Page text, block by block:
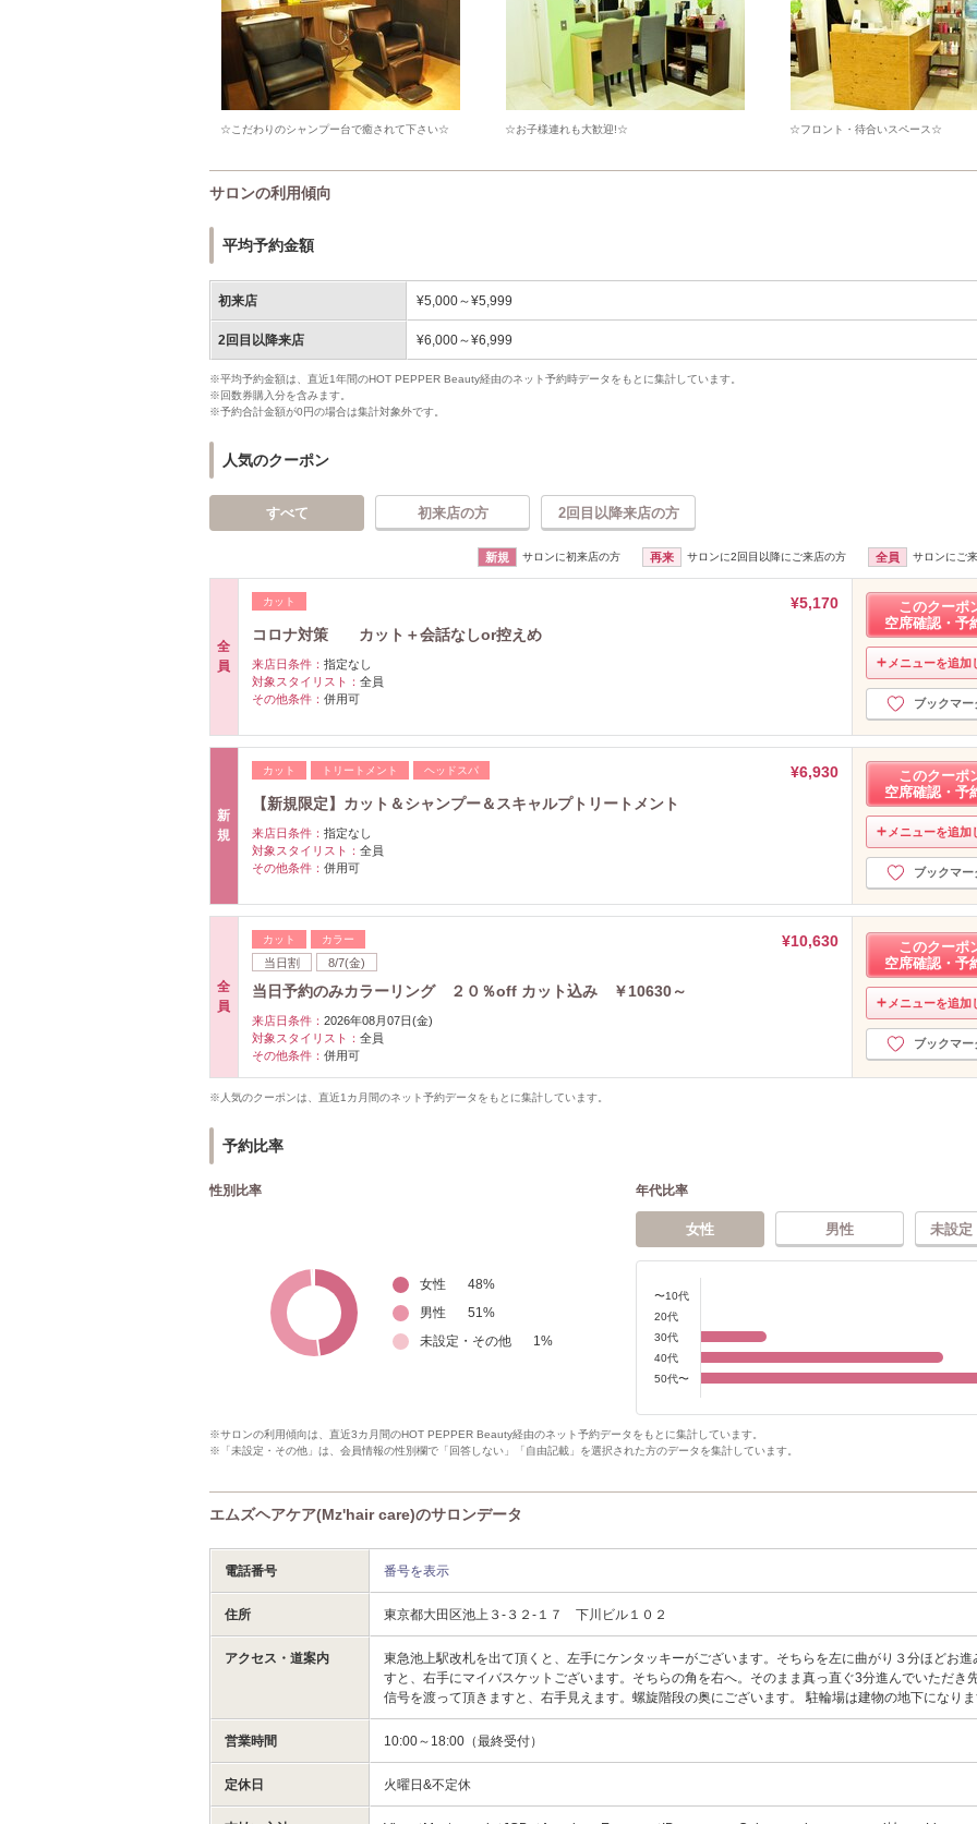
☆こだわりのシャンプー台で癒されて下さい☆ ☆お子様連れも大歓迎!☆ ☆フロント・待合いスペース☆
サロンの利用傾向
平均予約金額
初来店 ¥5,000～¥5,999
2回目以降来店 ¥6,000～¥6,999
※平均予約金額は、直近1年間のHOT PEPPER Beauty経由のネット予約時データをもとに集計しています。
※回数券購入分を含みます。
※予約合計金額が0円の場合は集計対象外です。
人気のクーポン
すべて 初来店の方 2回目以降来店の方
新規 サロンに初来店の方 再来 サロンに2回目以降にご来店の方 全員 サロンにご
全
員
カット
¥5,170
コロナ対策 カット＋会話なしor控えめ
来店日条件： 指定なし
対象スタイリスト： 全員
その他条件： 併用可
このクーポ
空席確認・予
メニューを追加
ブックマー
新
規
カット トリートメント ヘッドスパ
¥6,930
【新規限定】カット＆シャンプー＆スキャルプトリートメント
来店日条件： 指定なし
対象スタイリスト： 全員
その他条件： 併用可
このクーポ
空席確認・予
メニューを追加
ブックマー
全
員
カット カラー
当日割 8/7(金)
¥10,630
当日予約のみカラーリング ２０％off カット込み ￥10630～
来店日条件： 2026年08月07日(金)
対象スタイリスト： 全員
その他条件： 併用可
このクーポ
空席確認・予
メニューを追加
ブックマー
※人気のクーポンは、直近1カ月間のネット予約データをもとに集計しています。
予約比率
性別比率
女性 48%
男性
51%
未設定・その他
1%
年代比率
女性 男性 未設定
〜10代
20代
30代
40代
50代〜
※サロンの利用傾向は、直近3カ月間のHOT PEPPER Beauty経由のネット予約データをもとに集計しています。
※「未設定・その他」は、会員情報の性別欄で「回答しない」「自由記載」を選択された方のデータを集計しています。
エムズヘアケア(Mz'hair care)のサロンデータ
電話番号 番号を表示
住所 東京都大田区池上３-３２-１７ 下川ビル１０２
アクセス・道案内
東急池上駅改札を出て頂くと、左手にケンタッキーがございます。そちらを左に曲がり３分ほどお進
すと、右手にマイバスケットございます。そちらの角を右へ。そのまま真っ直ぐ3分進んでいただき
信号を渡って頂きますと、右手見えます。螺旋階段の奥にございます。 駐輪場は建物の地下になり
営業時間 10:00～18:00（最終受付）
定休日 火曜日&不定休